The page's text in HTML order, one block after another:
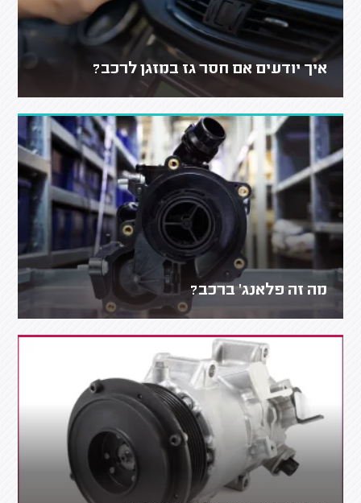
איך יודעים אם חסר גז במזגן לרכב?
מה זה פלאנג' ברכב?